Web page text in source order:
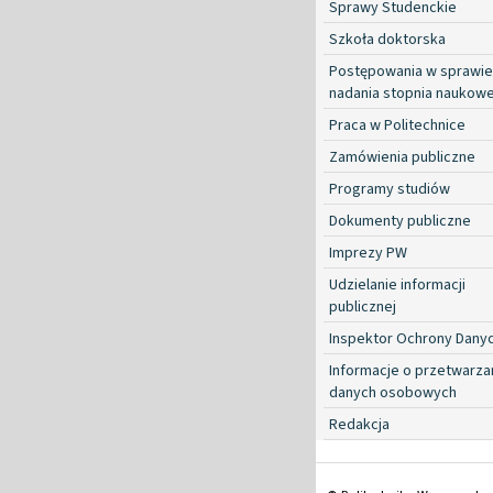
Sprawy Studenckie
Szkoła doktorska
Postępowania w sprawie
nadania stopnia
Praca w Politechnice
Zamówienia publiczne
Programy studiów
Dokumenty publiczne
Imprezy PW
Udzielanie informacji
publicznej
Inspektor Ochrony
Informacje o
danych osobowych
Redakcja